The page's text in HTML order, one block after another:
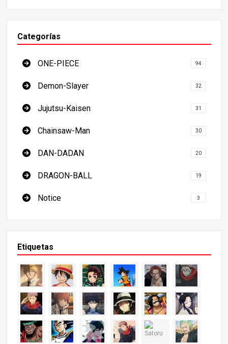
Categorías
ONE-PIECE 94
Demon-Slayer 32
Jujutsu-Kaisen 31
Chainsaw-Man 30
DAN-DADAN 20
DRAGON-BALL 19
Notice 3
Etiquetas